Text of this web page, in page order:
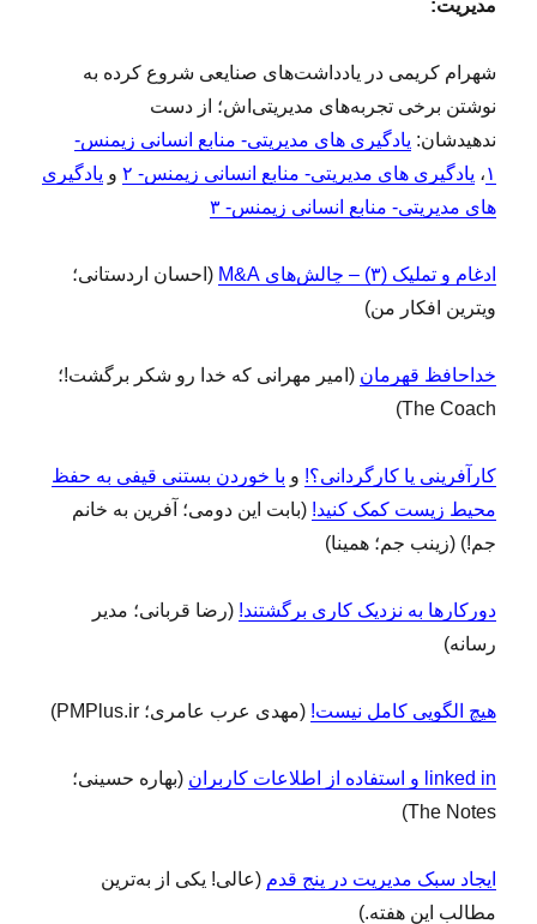
مدیریت:
شهرام کریمی در یادداشت‌های صنایعی شروع کرده به
نوشتن برخی تجربه‌های مدیریتی‌اش؛ از دست
ندهیدشان: یادگیری های مدیریتی- منابع انسانی زیمنس-
۱، یادگیری های مدیریتی- منابع انسانی زیمنس- ۲ و یادگیری
های مدیریتی- منابع انسانی زیمنس- ۳
ادغام و تملیک (۳) – چالش‌های M&A
(احسان اردستانی؛
ویترین افکار من)
خداحافظ قهرمان (امیر مهرانی که خدا رو شکر برگشت!؛
The Coach)
کارآفرینی یا کارگردانی؟! و با خوردن بستنی قیفی به حفظ
محیط زیست کمک کنید! (بابت این دومی؛ آفرین به خانم
جم!) (زینب جم؛ همینا)
دورکارها به نزدیک کاری برگشتند! (رضا قربانی؛ مدیر
رسانه)
هیچ الگویی کامل نیست! (مهدی عرب عامری؛ PMPlus.ir)
linked in و استفاده از اطلاعات کاربران
(بهاره حسینی؛
The Notes)
ایجاد سبک مدیریت در پنج قدم (عالی! یکی از به‌ترین
مطالب این هفته.)